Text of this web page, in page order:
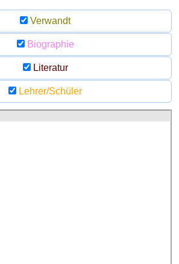
Verwandt
Biographie
Literatur
Lehrer/Schüler